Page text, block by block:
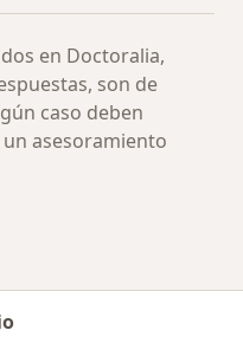
en Doctoralia,
son de
caso deben
asesoramiento